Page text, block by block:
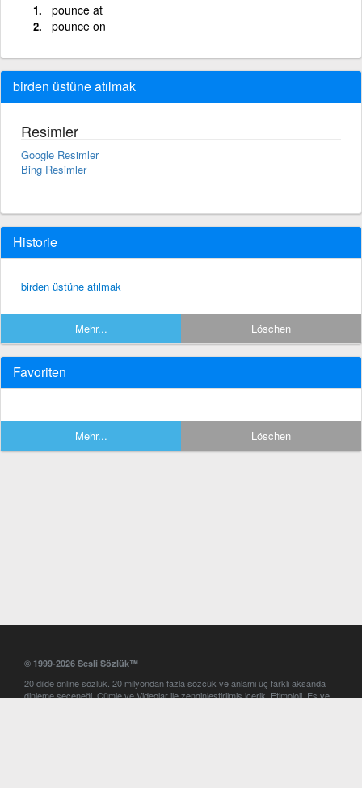
pounce at
pounce on
birden üstüne atılmak
Resimler
Google Resimler
Bing Resimler
Historie
birden üstüne atılmak
Mehr... Löschen
Favoriten
Mehr... Löschen
© 1999-2026 Sesli Sözlük™
20 dilde online sözlük. 20 milyondan fazla sözcük ve anlamı üç farklı aksanda
dinleme seçeneği. Cümle ve Videolar ile zenginleştirilmiş içerik. Etimoloji, Eş ve